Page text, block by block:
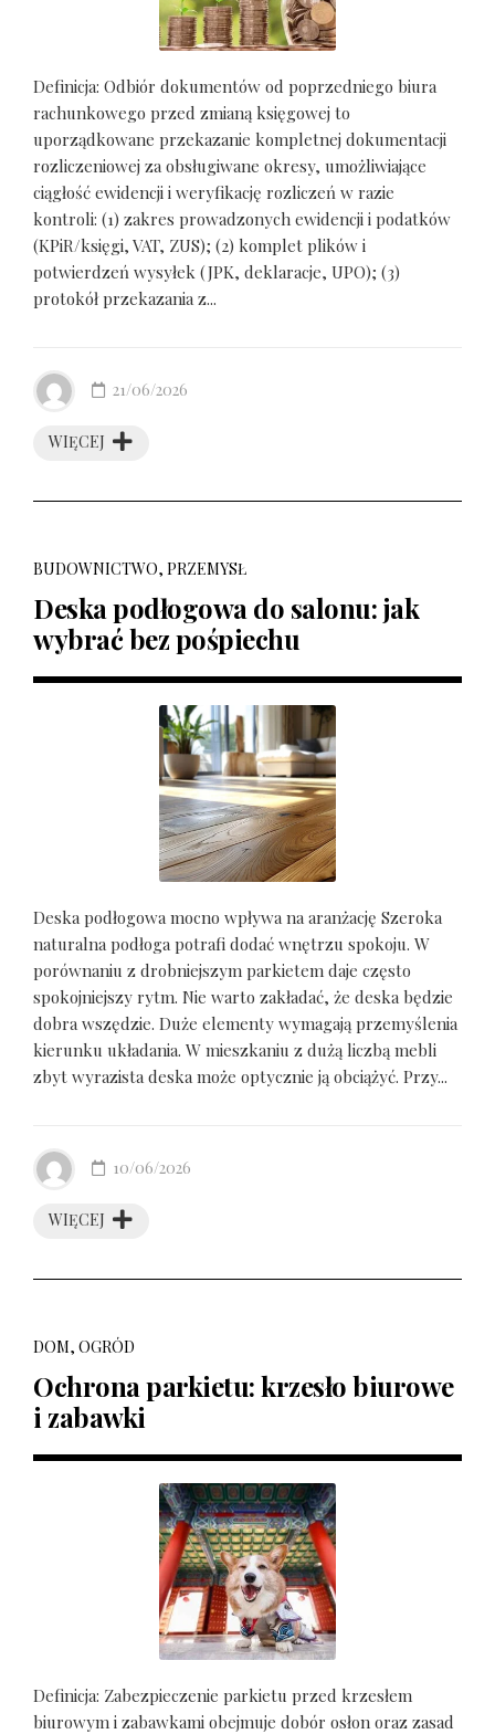
Definicja: Odbiór dokumentów od poprzedniego biura
rachunkowego przed zmianą księgowej to
uporządkowane przekazanie kompletnej dokumentacji
rozliczeniowej za obsługiwane okresy, umożliwiające
ciągłość ewidencji i weryfikację rozliczeń w razie
kontroli: (1) zakres prowadzonych ewidencji i podatków
(KPiR/księgi, VAT, ZUS); (2) komplet plików i
potwierdzeń wysyłek (JPK, deklaracje, UPO); (3)
protokół przekazania z...
WIĘCEJ
21/06/2026
BUDOWNICTWO, PRZEMYSŁ
Deska podłogowa do salonu: jak
wybrać bez pośpiechu
Deska podłogowa mocno wpływa na aranżację Szeroka
naturalna podłoga potrafi dodać wnętrzu spokoju. W
porównaniu z drobniejszym parkietem daje często
spokojniejszy rytm. Nie warto zakładać, że deska będzie
dobra wszędzie. Duże elementy wymagają przemyślenia
kierunku układania. W mieszkaniu z dużą liczbą mebli
zbyt wyrazista deska może optycznie ją obciążyć. Przy...
WIĘCEJ
10/06/2026
DOM, OGRÓD
Ochrona parkietu: krzesło biurowe
i zabawki
Definicja: Zabezpieczenie parkietu przed krzesłem
biurowym i zabawkami obejmuje dobór osłon oraz zasad